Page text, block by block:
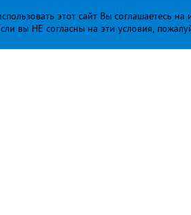
этот сайт Вы соглашаетесь
вы НЕ согласны на эти условия,